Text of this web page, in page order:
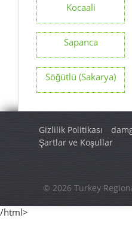
Kocaali
Sapanca
Söğütlü (Sakarya)
Gizlilik Politikası
Şartlar ve Koşullar
© 2026 Turkey
/html>